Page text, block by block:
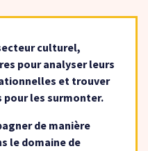
culturel,
pour analyser leurs
et trouver
pour les surmonter.
de manière
le domaine de